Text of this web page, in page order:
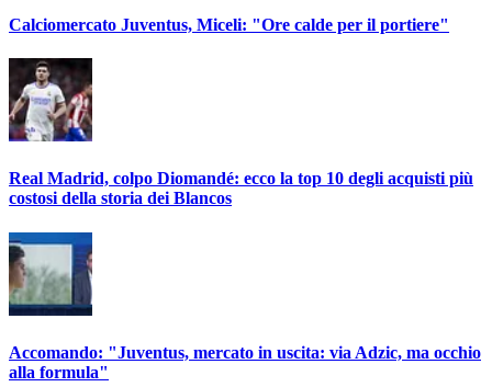
Calciomercato Juventus, Miceli: "Ore calde per il portiere"
Real Madrid, colpo Diomandé: ecco la top 10 degli acquisti più
costosi della storia dei Blancos
Accomando: "Juventus, mercato in uscita: via Adzic, ma occhio
alla formula"